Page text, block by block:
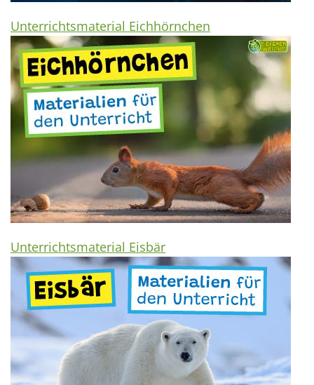
Unterrichtsmaterial Eichhörnchen
Unterrichtsmaterial Eisbär